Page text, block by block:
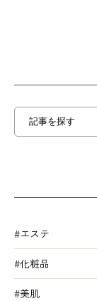
#エステ
#化粧品
#美肌